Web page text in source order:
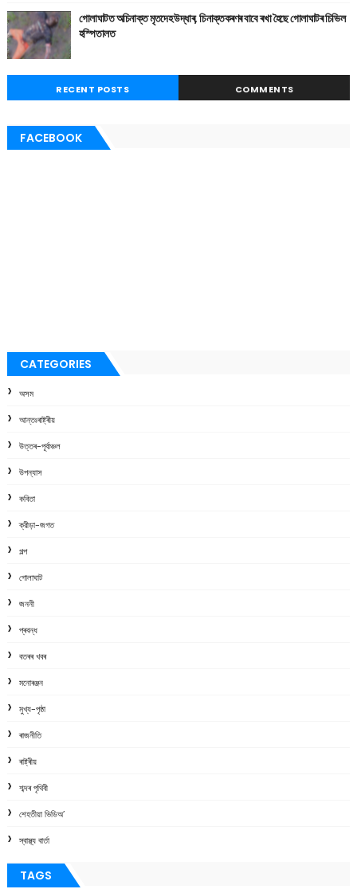
গোলাঘাটত অচিনাক্ত মৃতদেহ উদ্ধাৰ, চিনাক্তকৰণৰ বাবে ৰখা হৈছে গোলাঘাটৰ চিভিল
হস্পিতালত
RECENT POSTS COMMENTS
FACEBOOK
CATEGORIES
অসম
আন্তঃৰাষ্ট্ৰীয়
উত্তৰ-পূৰ্বাঞ্চল
উপন্যাস
কবিতা
ক্রীড়া-জগত
গল্প
গোলাঘাট
জননী
প্ৰবন্ধ
বতৰৰ খবৰ
মনোৰঞ্জন
মুখ্য-পৃষ্ঠা
ৰাজনীতি
ৰাষ্ট্ৰীয়
শব্দৰ পৃথিবী
শেহতীয়া ভিডিঅ’
স্বাস্থ্য বাৰ্তা
TAGS